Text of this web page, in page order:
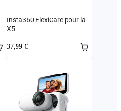
Insta360 FlexiCare pour la
X5
37,99 €